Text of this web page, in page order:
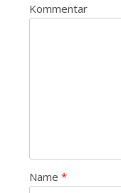
Kommentar
Name *